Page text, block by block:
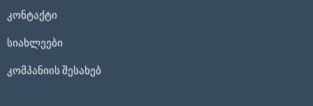
კონტაქტი
სიახლეები
კომპანიის შესახებ